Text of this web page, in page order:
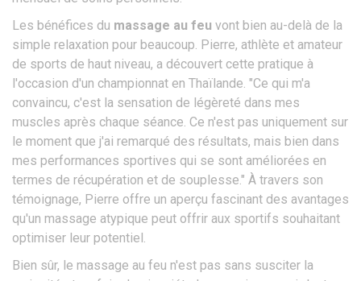
Les bénéfices du massage au feu vont bien au-delà de la
simple relaxation pour beaucoup. Pierre, athlète et amateur
de sports de haut niveau, a découvert cette pratique à
l'occasion d'un championnat en Thaïlande. "Ce qui m'a
convaincu, c'est la sensation de légèreté dans mes
muscles après chaque séance. Ce n'est pas uniquement sur
le moment que j'ai remarqué des résultats, mais bien dans
mes performances sportives qui se sont améliorées en
termes de récupération et de souplesse." À travers son
témoignage, Pierre offre un aperçu fascinant des avantages
qu'un massage atypique peut offrir aux sportifs souhaitant
optimiser leur potentiel.
Bien sûr, le massage au feu n'est pas sans susciter la